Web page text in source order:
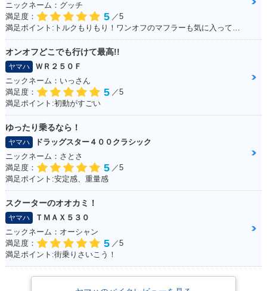
ニックネーム：グッチ
満足度：
5 ／5
満足ポイント:トルクもりもり！ワンオフのマフラーも気に入ってます！
オンオフどこでも行けて最高!!
ヤマハ
ＷＲ２５０Ｆ
ニックネーム：いっさん
満足度：
5 ／5
満足ポイント:初動がすごい
ゆったり乗るなら！
ヤマハ
ドラッグスター４００クラシック
ニックネーム：さとさ
満足度：
5 ／5
満足ポイント:安定感、重量感
スクーターのオオカミ！
ヤマハ
ＴＭＡＸ５３０
ニックネーム：オーシャン
満足度：
5 ／5
満足ポイント:街乗りさいこう！